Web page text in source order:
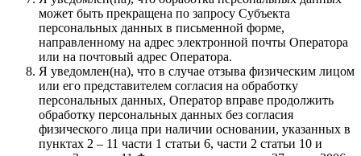
может быть прекращена по запросу Субъекта
персональных данных в письменной форме,
направленному на адрес электронной почты Оператора
или на почтовый адрес Оператора.
Я уведомлен(на), что в случае отзыва физическим лицом
или его представителем согласия на обработку
персональных данных, Оператор вправе продолжить
обработку персональных данных без согласия
физического лица при наличии основании, указанных в
пунктах 2 – 11 части 1 статьи 6, части 2 статьи 10 и